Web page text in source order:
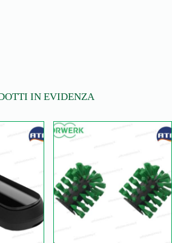
IN EVIDENZA